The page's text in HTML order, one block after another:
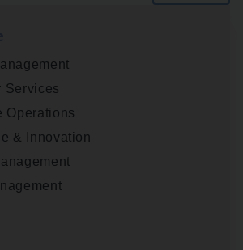
Services
Operations
& Innovation
Trans­port
Mari­ne Cargo